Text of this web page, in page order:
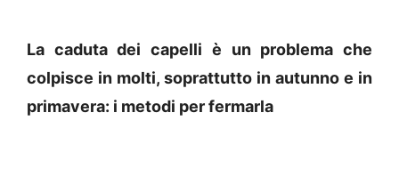
La caduta dei capelli è un problema che
colpisce in molti, soprattutto in autunno e in
primavera: i metodi per fermarla